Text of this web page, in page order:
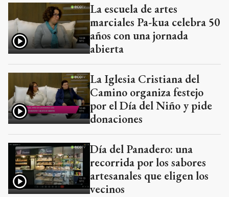
La escuela de artes
marciales Pa-kua celebra 50
años con una jornada
abierta
La Iglesia Cristiana del
Camino organiza festejo
por el Día del Niño y pide
donaciones
Día del Panadero: una
recorrida por los sabores
artesanales que eligen los
vecinos